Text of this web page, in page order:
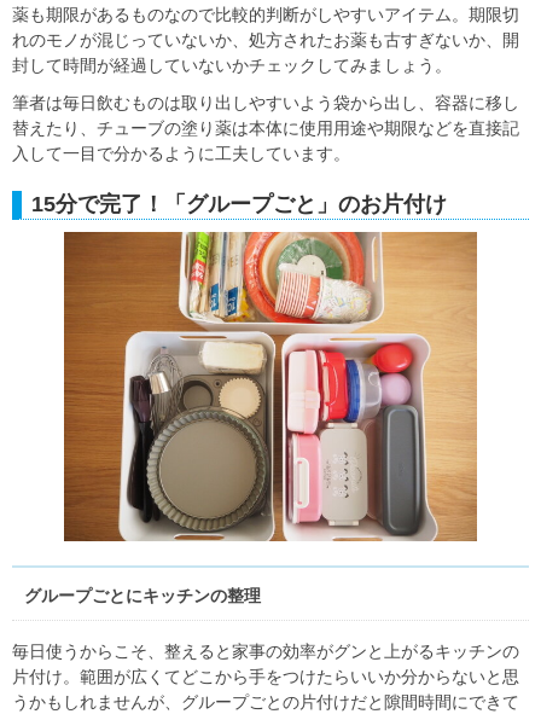
薬も期限があるものなので比較的判断がしやすいアイテム。期限切
れのモノが混じっていないか、処方されたお薬も古すぎないか、開
封して時間が経過していないかチェックしてみましょう。
筆者は毎日飲むものは取り出しやすいよう袋から出し、容器に移し
替えたり、チューブの塗り薬は本体に使用用途や期限などを直接記
入して一目で分かるように工夫しています。
15分で完了！「グループごと」のお片付け
グループごとにキッチンの整理
毎日使うからこそ、整えると家事の効率がグンと上がるキッチンの
片付け。範囲が広くてどこから手をつけたらいいか分からないと思
うかもしれませんが、グループごとの片付けだと隙間時間にできて